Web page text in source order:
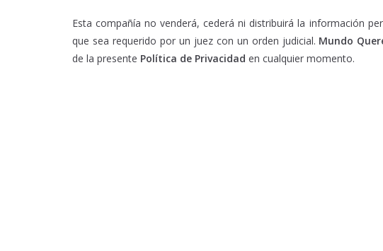
Esta compañía no venderá, cederá ni distribuirá la información
que sea requerido por un juez con un orden judicial. Mundo
de la presente Política de Privacidad en cualquier momento.